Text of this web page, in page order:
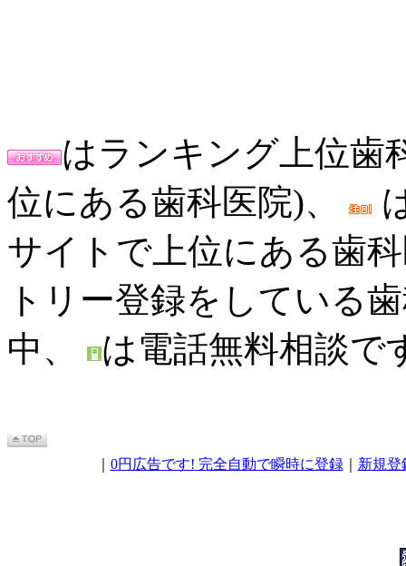
はランキング上位歯
位にある歯科医院)、
サイトで上位にある歯
トリー登録をしている
中、
は電話無料相談で
0円広告です! 完全自動で瞬時に登録｜ 新規登